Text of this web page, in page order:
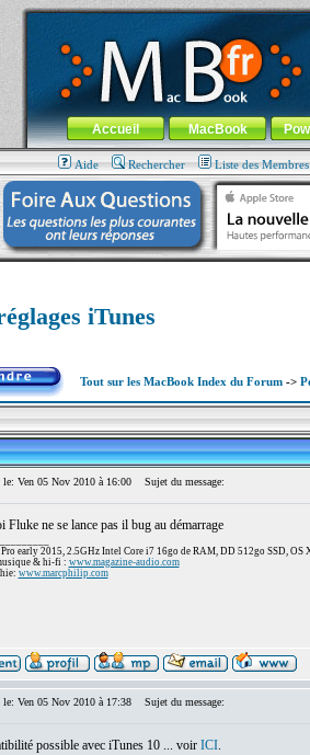
MacBook-fr.com : 100% Apple... 100% nomade !
Aller au contenu-Aller au menu général-
Menu général
Accueil MacBook
Aide Rechercher Liste des Membres
iTunes
Tout sur les MacBook Index du Forum->
Ven 05 Nov 2010 à 16:00 Sujet du message:
Fluke ne se lance pas il bug au démarrage
early 2015, 2.5GHz Intel Core i7 16go de RAM, DD 512go SSD, OS
& hi-fi : www.magazine-audio.com
www.marcphilip.com
Ven 05 Nov 2010 à 17:38 Sujet du message:
possible avec iTunes 10 ... voir ICI.